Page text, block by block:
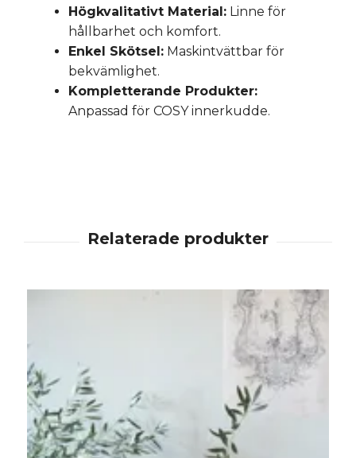
Högkvalitativt Material: Linne för
hållbarhet och komfort.
Enkel Skötsel: Maskintvättbar för
bekvämlighet.
Kompletterande Produkter:
Anpassad för COSY innerkudde.